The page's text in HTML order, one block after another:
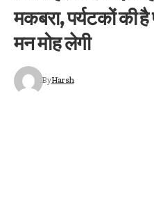
मकबरा, पर्यटकों की
मन मोह लेगी
ByHarsh